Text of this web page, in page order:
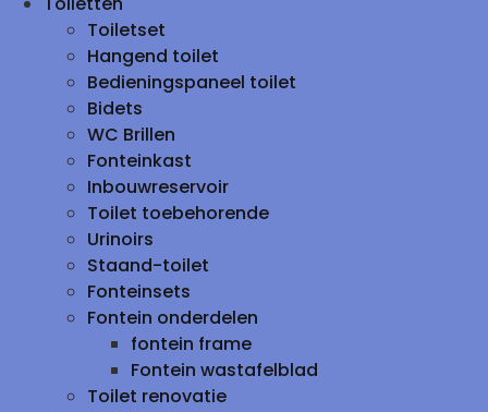
Toiletset
Hangend toilet
Bedieningspaneel toilet
Bidets
WC Brillen
Fonteinkast
Inbouwreservoir
Toilet toebehorende
Urinoirs
Staand-toilet
Fonteinsets
Fontein onderdelen
fontein frame
Fontein wastafelblad
Toilet renovatie